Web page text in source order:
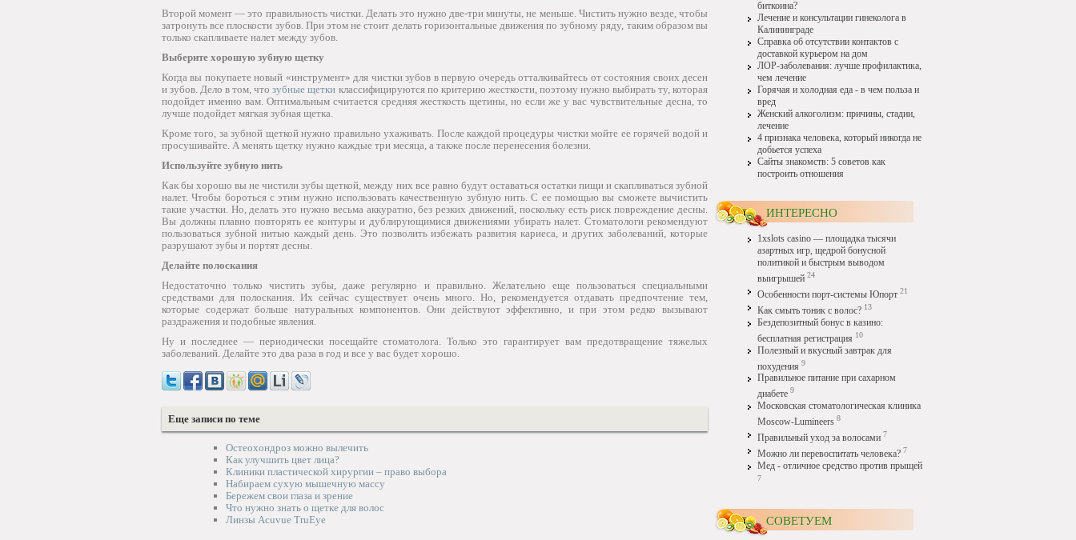
Второй момент — это правильность чистки. Делать это нужно две-три минуты, не меньше. Чистить нужно везде, чтобы
затронуть все плоскости зубов. При этом не стоит делать горизонтальные движения по зубному ряду, таким образом вы
только скапливаете налет между зубов.
Выберите хорошую зубную щетку
Когда вы покупаете новый «инструмент» для чистки зубов в первую очередь отталкивайтесь от состояния своих десен
и зубов. Дело в том, чтозубные щетки классифицируются по критерию жесткости, поэтому нужно выбирать ту, которая
подойдет именно вам. Оптимальным считается средняя жесткость щетины, но если же у вас чувствительные десна, то
лучше подойдет мягкая зубная щетка.
Кроме того, за зубной щеткой нужно правильно ухаживать. После каждой процедуры чистки мойте ее горячей водой и
просушивайте. А менять щетку нужно каждые три месяца, а также после перенесения болезни.
Используйте зубную нить
Как бы хорошо вы не чистили зубы щеткой, между них все равно будут оставаться остатки пищи и скапливаться зубной
налет. Чтобы бороться с этим нужно использовать качественную зубную нить. С ее помощью вы сможете вычистить
такие участки. Но, делать это нужно весьма аккуратно, без резких движений, поскольку есть риск повреждение десны.
Вы должны плавно повторять ее контуры и дублирующимися движениями убирать налет. Стоматологи рекомендуют
пользоваться зубной нитью каждый день. Это позволить избежать развития кариеса, и других заболеваний, которые
разрушают зубы и портят десны.
Делайте полоскания
Недостаточно только чистить зубы, даже регулярно и правильно. Желательно еще пользоваться специальными
средствами для полоскания. Их сейчас существует очень много. Но, рекомендуется отдавать предпочтение тем,
которые содержат больше натуральных компонентов. Они действуют эффективно, и при этом редко вызывают
раздражения и подобные явления.
Ну и последнее — периодически посещайте стоматолога. Только это гарантирует вам предотвращение тяжелых
заболеваний. Делайте это два раза в год и все у вас будет хорошо.
Еще записи по теме
Остеохондроз можно вылечить
Как улучшить цвет лица?
Клиники пластической хирургии – право выбора
Набираем сухую мышечную массу
Бережем свои глаза и зрение
Что нужно знать о щетке для волос
Линзы Acuvue TruEye
биткоина?
Лечение и консультации гинеколога в
Калининграде
Справка об отсутствии контактов с
доставкой курьером на дом
ЛОР-заболевания: лучше профилактика,
чем лечение
Горячая и холодная еда - в чем польза и
вред
Женский алкоголизм: причины, стадии,
лечение
4 признака человека, который никогда не
добьется успеха
Сайты знакомств: 5 советов как
построить отношения
ИНТЕРЕСНО
1xslots casino — площадка тысячи
азартных игр, щедрой бонусной
политикой и быстрым выводом
выигрышей 24
Особенности порт-системы Юпорт 21
Как смыть тоник с волос? 13
Бездепозитный бонус в казино:
бесплатная регистрация 10
Полезный и вкусный завтрак для
похудения 9
Правильное питание при сахарном
диабете 9
Московская стоматологическая клиника
Moscow-Lumineers 8
Правильный уход за волосами 7
Можно ли перевоспитать человека? 7
Мед - отличное средство против прыщей
7
СОВЕТУЕМ